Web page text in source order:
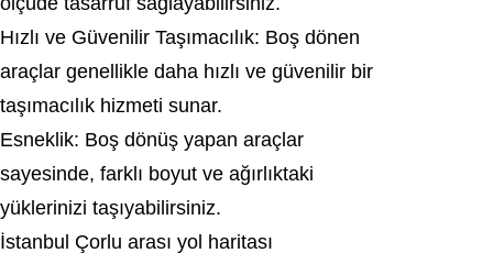
Hızlı ve Güvenilir Taşımacılık: Boş dönen
araçlar genellikle daha hızlı ve güvenilir bir
taşımacılık hizmeti sunar.
Esneklik: Boş dönüş yapan araçlar
sayesinde, farklı boyut ve ağırlıktaki
yüklerinizi taşıyabilirsiniz.
İstanbul Çorlu arası yol haritası